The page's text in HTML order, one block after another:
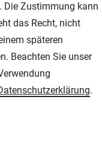
Impressum
Die Zustimmung kann
das Recht, nicht
späteren
Beachten Sie unser
.